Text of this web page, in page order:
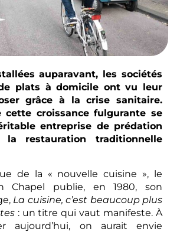
auparavant, les sociétés
plats à domicile ont vu leur
grâce à la crise sanitaire.
cette croissance fulgurante se
entreprise de prédation
la restauration traditionnelle
de la « nouvelle cuisine », le
Chapel publie, en 1980, son
La cuisine, c’est beaucoup plus
: un titre qui vaut manifeste. À
aujourd’hui, on aurait envie